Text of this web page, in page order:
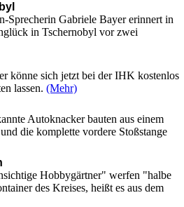
Sprecherin Gabriele Bayer erinnert in
in Tschernobyl vor zwei
könne sich jetzt bei der IHK kostenlos
lassen. (Mehr)
Autoknacker bauten aus einem
die komplette vordere Stoßstange
Hobbygärtner" werfen "halbe
des Kreises, heißt es aus dem